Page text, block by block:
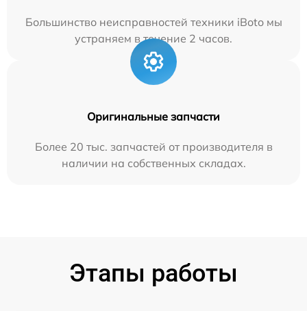
Большинство неисправностей техники iBoto мы
устраняем в течение 2 часов.
Оригинальные запчасти
Более 20 тыс. запчастей от производителя в
наличии на собственных складах.
Этапы работы